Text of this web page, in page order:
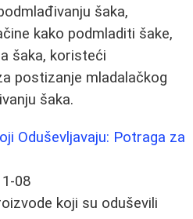
šaka,
kako podmladiti šake,
šaka, koristeći
postizanje mladalačkog
šaka.
Oduševljavaju: Potraga za
08
koji su oduševili